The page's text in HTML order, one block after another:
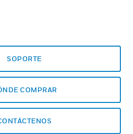
SOPORTE
COMPRAR